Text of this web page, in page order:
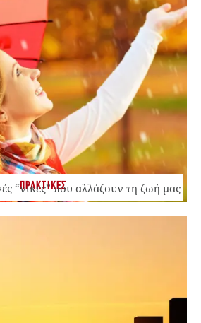
ΠΡΑΚΤΙΚΕΣ
“νίκες” που αλλάζουν τη ζωή μας